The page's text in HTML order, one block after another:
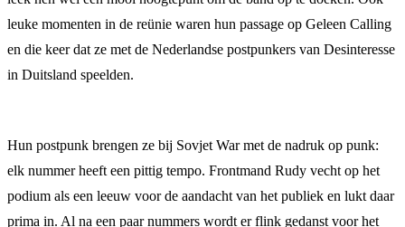
leuke momenten in de reünie waren hun passage op Geleen Calling
en die keer dat ze met de Nederlandse postpunkers van Desinteresse
in Duitsland speelden.
Hun postpunk brengen ze bij Sovjet War met de nadruk op punk:
elk nummer heeft een pittig tempo. Frontmand Rudy vecht op het
podium als een leeuw voor de aandacht van het publiek en lukt daar
prima in. Al na een paar nummers wordt er flink gedanst voor het